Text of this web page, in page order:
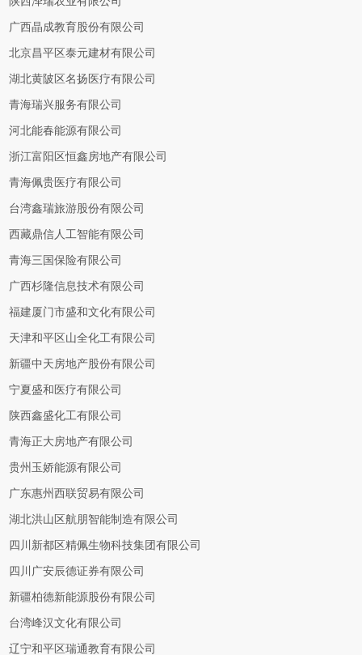
广西晶成教育股份有限公司
北京昌平区泰元建材有限公司
湖北黄陂区名扬医疗有限公司
青海瑞兴服务有限公司
河北能春能源有限公司
浙江富阳区恒鑫房地产有限公司
青海佩贵医疗有限公司
台湾鑫瑞旅游股份有限公司
西藏鼎信人工智能有限公司
青海三国保险有限公司
广西杉隆信息技术有限公司
福建厦门市盛和文化有限公司
天津和平区山全化工有限公司
新疆中天房地产股份有限公司
宁夏盛和医疗有限公司
陕西鑫盛化工有限公司
青海正大房地产有限公司
贵州玉娇能源有限公司
广东惠州西联贸易有限公司
湖北洪山区航朋智能制造有限公司
四川新都区精佩生物科技集团有限公司
四川广安辰德证券有限公司
新疆柏德新能源股份有限公司
台湾峰汉文化有限公司
辽宁和平区瑞通教育有限公司